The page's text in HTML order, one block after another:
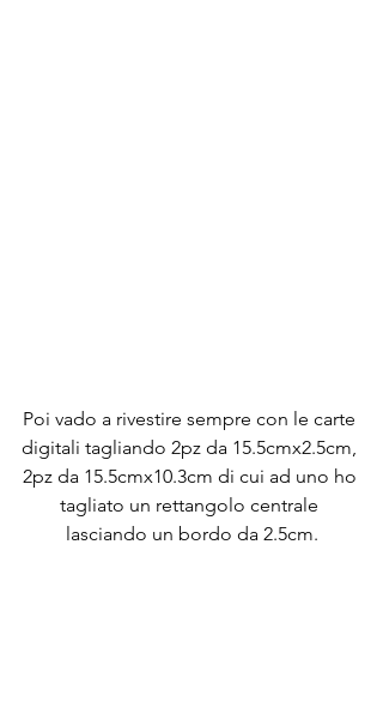
Poi vado a rivestire sempre con le carte
digitali tagliando 2pz da 15.5cmx2.5cm,
2pz da 15.5cmx10.3cm di cui ad uno ho
tagliato un rettangolo centrale
lasciando un bordo da 2.5cm.